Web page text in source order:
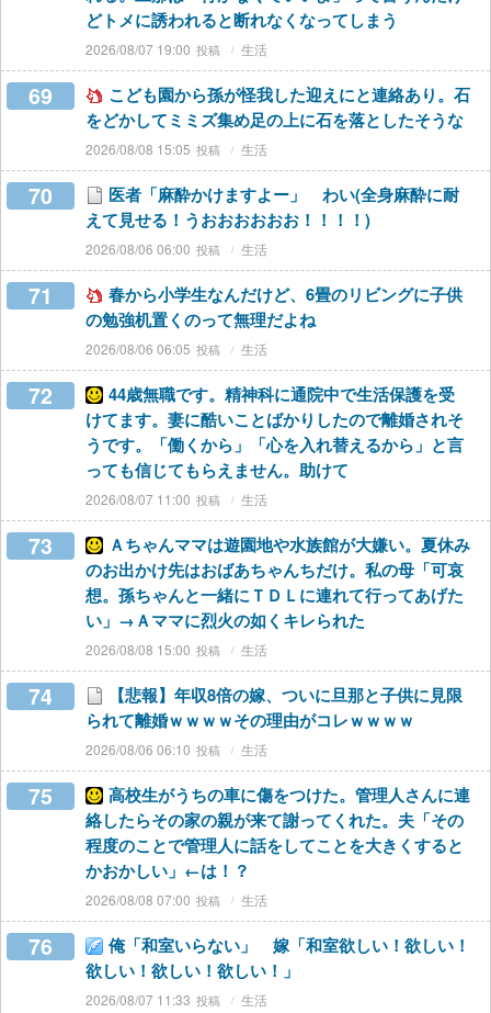
どトメに誘われると断れなくなってしまう
2026/08/07 19:00 生活
69
こども園から孫が怪我した迎えにと連絡あり。石
をどかしてミミズ集め足の上に石を落としたそうな
2026/08/08 15:05 生活
70
医者「麻酔かけますよー」 わい(全身麻酔に耐
えて見せる！うおおおおおお！！！！)
2026/08/06 06:00 生活
71
春から小学生なんだけど、6畳のリビングに子供
の勉強机置くのって無理だよね
2026/08/06 06:05 生活
72
44歳無職です。精神科に通院中で生活保護を受
けてます。妻に酷いことばかりしたので離婚されそ
うです。「働くから」「心を入れ替えるから」と言
っても信じてもらえません。助けて
2026/08/07 11:00 生活
73
Ａちゃんママは遊園地や水族館が大嫌い。夏休み
のお出かけ先はおばあちゃんちだけ。私の母「可哀
想。孫ちゃんと一緒にＴＤＬに連れて行ってあげた
い」→Ａママに烈火の如くキレられた
2026/08/08 15:00 生活
74
【悲報】年収8倍の嫁、ついに旦那と子供に見限
られて離婚ｗｗｗｗその理由がコレｗｗｗｗ
2026/08/06 06:10 生活
75
高校生がうちの車に傷をつけた。管理人さんに連
絡したらその家の親が来て謝ってくれた。夫「その
程度のことで管理人に話をしてことを大きくすると
かおかしい」←は！？
2026/08/08 07:00 生活
76
俺「和室いらない」 嫁「和室欲しい！欲しい！
欲しい！欲しい！欲しい！」
2026/08/07 11:33 生活